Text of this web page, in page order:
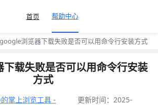
首页 帮助中心
浏览器下载失败是否可以用命令行安装方式
载失败是否可以用命令行安装
方式
掌上浏览工具 -
更新时间：2025-